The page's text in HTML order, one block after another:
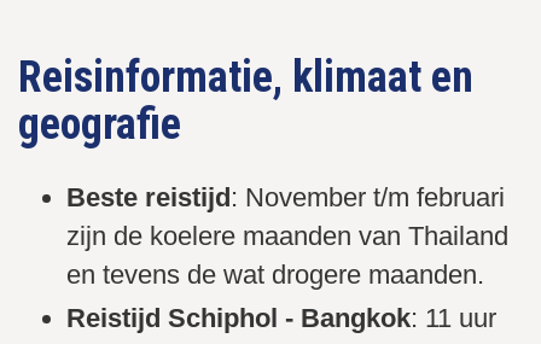
Reisinformatie, klimaat en
geografie
Beste reistijd: November t/m februari
zijn de koelere maanden van Thailand
en tevens de wat drogere maanden.
Reistijd Schiphol - Bangkok: 11 uur